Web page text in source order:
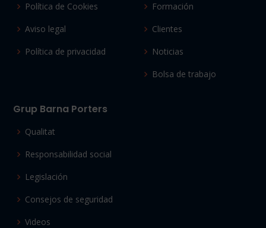
Política de Cookies
Aviso legal
Política de privacidad
Formación
Clientes
Noticias
Bolsa de trabajo
Grup Barna Porters
Qualitat
Responsabilidad social
Legislación
Consejos de seguridad
Videos